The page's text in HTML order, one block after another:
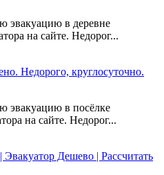
эвакуацию в деревне
на сайте. Недорог...
Недорого, круглосуточно.
эвакуацию в посёлке
на сайте. Недорог...
Дешево | Рассчитать